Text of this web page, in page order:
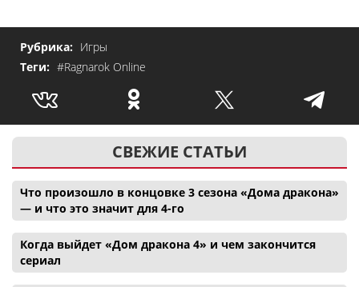
Рубрика: Игры
Теги: #Ragnarok Online
СВЕЖИЕ СТАТЬИ
Что произошло в концовке 3 сезона «Дома дракона»
— и что это значит для 4-го
Когда выйдет «Дом дракона 4» и чем закончится
сериал